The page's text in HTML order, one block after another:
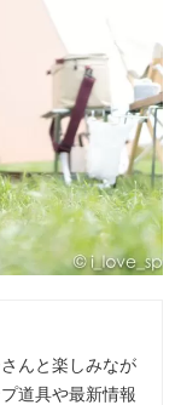
んと楽しみなが
道具や最新情報